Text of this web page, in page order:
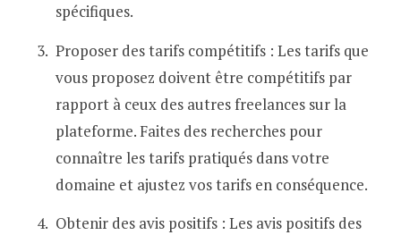
spécifiques.
Proposer des tarifs compétitifs : Les tarifs que
vous proposez doivent être compétitifs par
rapport à ceux des autres freelances sur la
plateforme. Faites des recherches pour
connaître les tarifs pratiqués dans votre
domaine et ajustez vos tarifs en conséquence.
Obtenir des avis positifs : Les avis positifs des